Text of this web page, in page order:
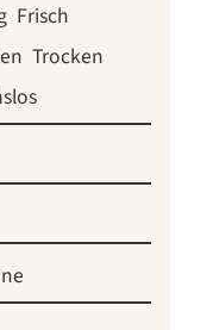
Frisch
Trocken